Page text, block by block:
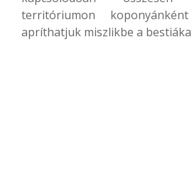
territóriumon
apríthatjuk miszlikbe a